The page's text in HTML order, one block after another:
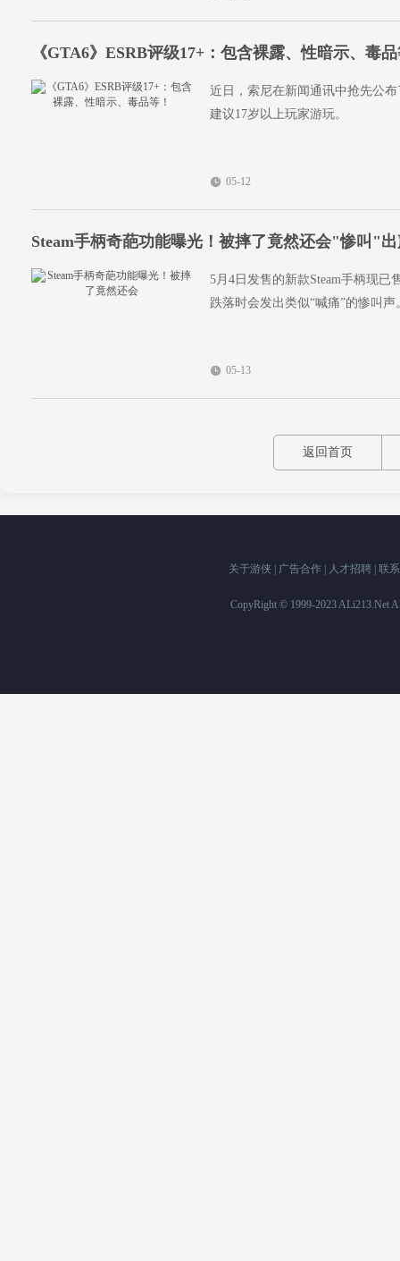
《GTA6》ESRB评级17+：包含裸露、性暗示、毒
近日，索尼在新闻通讯中抢先公布
建议17岁以上玩家游玩。
05-12
Steam手柄奇葩功能曝光！被摔了竟然还会"惨叫"
5月4日发售的新款Steam手柄现
跌落时会发出类似“喊痛”的惨叫声
05-13
返回首页
关于游侠 广告合作 人才招聘 联
CopyRight © 1999-2023 ALi213.Net